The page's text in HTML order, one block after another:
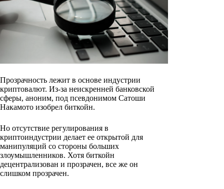
Прозрачность лежит в основе индустрии
криптовалют. Из-за неискренней банковской
сферы, аноним, под псевдонимом Сатоши
Накамото изобрел биткойн.
Но отсутствие регулирования в
криптоиндустрии делает ее открытой для
манипуляций со стороны больших
злоумышленников. Хотя биткойн
децентрализован и прозрачен, все же он
слишком прозрачен.